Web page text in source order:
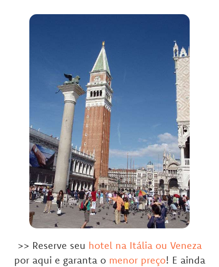
>> Reserve seu hotel na Itália ou Veneza
por aqui e garanta o menor preço! E ainda